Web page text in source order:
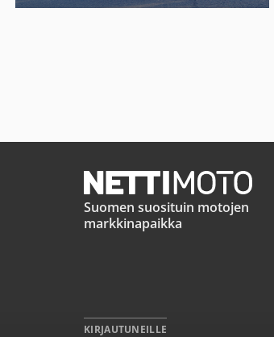
Suomen suosituin motojen
markkinapaikka
KIRJAUTUNEILLE